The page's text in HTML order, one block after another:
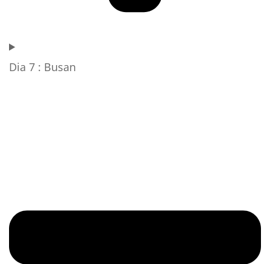
Dia 7 : Busan